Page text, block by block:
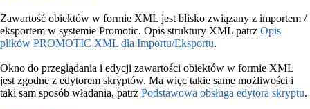
Zawartość obiektów w formie XML jest blisko związany z importem /
eksportem w systemie Promotic. Opis struktury XML patrz Opis
plików PROMOTIC XML dla Importu/Eksportu.
Okno do przeglądania i edycji zawartości obiektów w formie XML
jest zgodne z edytorem skryptów. Ma więc takie same możliwości i
taki sam sposób władania, patrz Podstawowa obsługa edytora skryptu.